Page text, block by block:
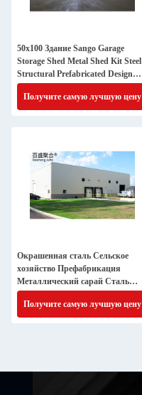
50x100 Здание Sango Garage
Storage Shed Metal Shed Kit Steel
Structural Prefabricated Design
Строительный проект
Получите самую лучшую цену
Окрашенная сталь Сельское
хозяйство Префабрикация
Металлический сарай Сталь
Современный склад Стальная
конструкция Здание
Получите самую лучшую цену